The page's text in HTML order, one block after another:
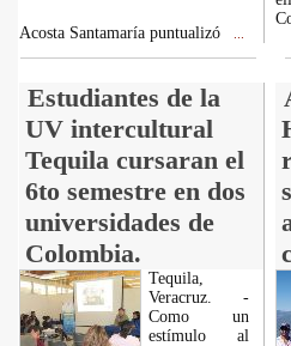
Acosta Santamaría puntualizó
Estudiantes de la
UV intercultural
Tequila cursaran el
6to semestre en dos
universidades de
Colombia.
Tequila,
Veracruz. -
Como un
estímulo al